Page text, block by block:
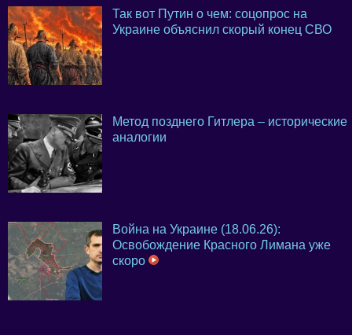
Так вот Путин о чем: соцопрос на
Украине объяснил скорый конец СВО
Метод позднего Гитлера – исторические
аналогии
Война на Украине (18.06.26):
Освобождение Красного Лимана уже
скоро